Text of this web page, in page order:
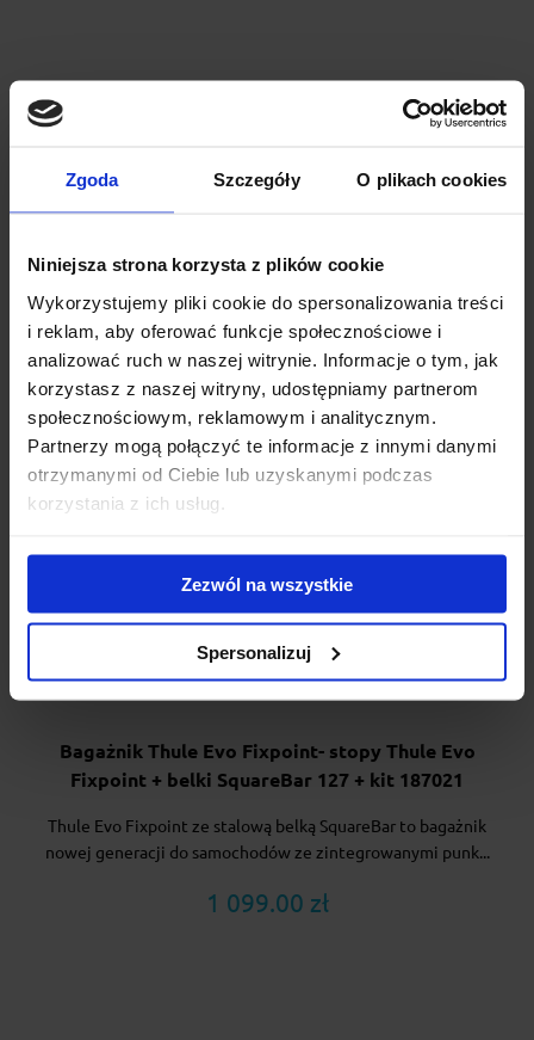
Zgoda Szczegóły O plikach cookies
Niniejsza strona korzysta z plików cookie
Wykorzystujemy pliki cookie do spersonalizowania treści
i reklam, aby oferować funkcje społecznościowe i
analizować ruch w naszej witrynie. Informacje o tym, jak
korzystasz z naszej witryny, udostępniamy partnerom
społecznościowym, reklamowym i analitycznym.
Partnerzy mogą połączyć te informacje z innymi danymi
otrzymanymi od Ciebie lub uzyskanymi podczas
korzystania z ich usług.
Zezwól na wszystkie
Spersonalizuj
Evo Fixpoint + belki WingBar Evo 127 + kit 187021
zintegrowanymi...
1 240.00 zł
Bagażnik Thule Evo Fixpoint- stopy Thule Evo
Fixpoint + belki SquareBar 127 + kit 187021
Thule Evo Fixpoint ze stalową belką SquareBar to bagażnik
nowej generacji do samochodów ze zintegrowanymi punk...
1 099.00 zł